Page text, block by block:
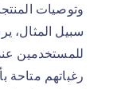
وتوصيات
سبيل المثال،
للمستخدمين
رغباتهم متاحة